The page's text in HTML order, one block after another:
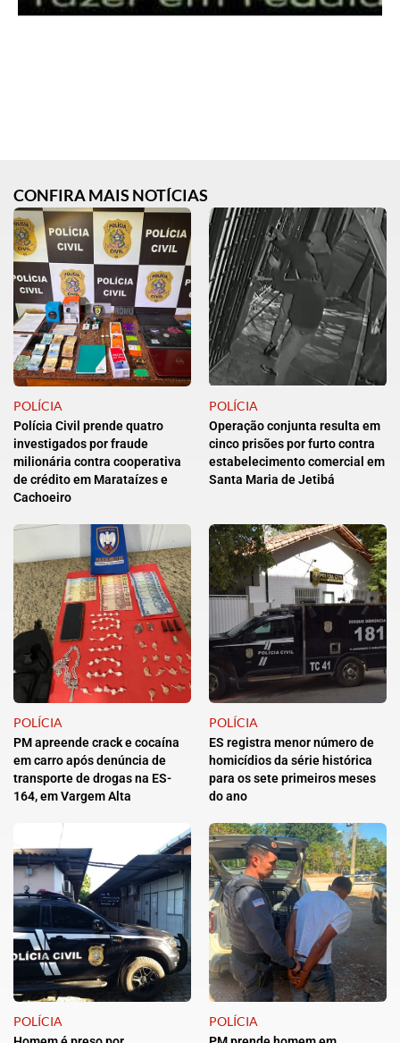
CONFIRA MAIS NOTÍCIAS
POLÍCIA
Polícia Civil prende quatro
investigados por fraude
milionária contra cooperativa
de crédito em Marataízes e
Cachoeiro
POLÍCIA
Operação conjunta resulta em
cinco prisões por furto contra
estabelecimento comercial em
Santa Maria de Jetibá
POLÍCIA
PM apreende crack e cocaína
em carro após denúncia de
transporte de drogas na ES-
164, em Vargem Alta
POLÍCIA
ES registra menor número de
homicídios da série histórica
para os sete primeiros meses
do ano
POLÍCIA POLÍCIA